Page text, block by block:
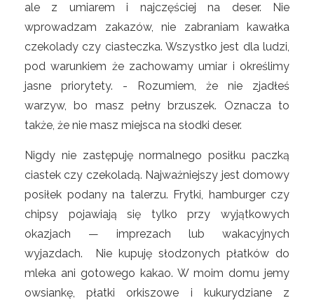
ale z umiarem i najczęściej na deser. Nie
wprowadzam zakazów, nie zabraniam kawałka
czekolady czy ciasteczka. Wszystko jest dla ludzi,
pod warunkiem że zachowamy umiar i określimy
jasne priorytety. - Rozumiem, że nie zjadłeś
warzyw, bo masz pełny brzuszek. Oznacza to
także, że nie masz miejsca na słodki deser.
Nigdy nie zastępuję normalnego posiłku paczką
ciastek czy czekoladą. Najważniejszy jest domowy
posiłek podany na talerzu. Frytki, hamburger czy
chipsy pojawiają się tylko przy wyjątkowych
okazjach — imprezach lub wakacyjnych
wyjazdach. Nie kupuję słodzonych płatków do
mleka ani gotowego kakao. W moim domu jemy
owsiankę, płatki orkiszowe i kukurydziane z